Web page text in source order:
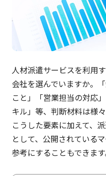
人材派遣サービスを利用
会社を選んでいますか。
こと」「営業担当の対応
キル」等、判断材料は様々
こうした要素に加えて、
として、公開されている
参考にすることもできます